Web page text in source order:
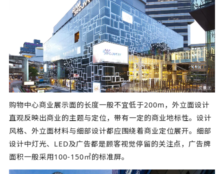
购物中心商业展示面的长度一般不宜低于200m，外立面设计
直观反映出商业的主题与定位，带有一定的商业地标性。设计
风格、外立面材料与细部设计都应围绕着商业定位展开。细部
设计中灯光、LED及广告都是顾客视觉停留的关注点，广告牌
面积一般采用100-150㎡的标准屏。